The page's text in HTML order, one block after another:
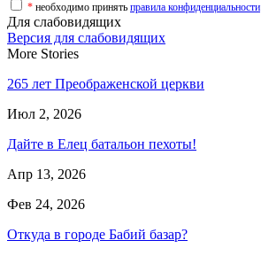
* необходимо принять правила конфиденциальности
Для слабовидящих
Версия для слабовидящих
More Stories
265 лет Преображенской церкви
Июл 2, 2026
Дайте в Елец батальон пехоты!
Апр 13, 2026
Фев 24, 2026
Откуда в городе Бабий базар?